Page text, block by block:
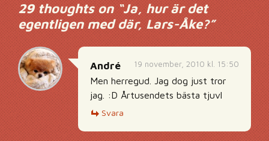
29 thoughts on “Ja, hur är det
egentligen med där, Lars-Åke?”
19 november, 2010 kl. 15:50
André
Men herregud. Jag dog just tror
jag. :D Årtusendets bästa tjuvl
Svara